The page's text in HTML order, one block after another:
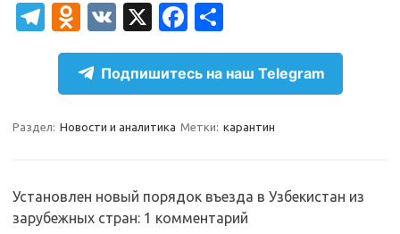
T
el
gr
a
O
d
n
o
kl
sn
ik
V
K
X
Fa
c
e
b
o
k
т
п
р
а
и
т
Подпишитесь на наш Telegram
Раздел: Новости и аналитика Метки: карантин
Установлен новый порядок въезда в Узбекистан из
зарубежных стран: 1 комментарий